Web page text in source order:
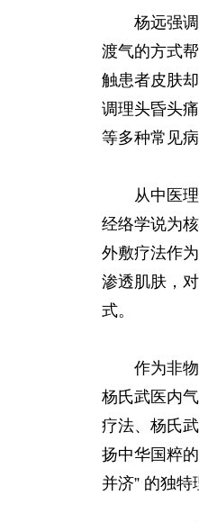
杨远强调，
渡气的方式
触患者皮肤
调理头昏头
等多种常见
从中医理
经络学说为
外敷疗法作
渗透肌肤，
式。
作为非物
杨氏武医内
疗法、杨氏
扬中华国粹
并济” 的独特